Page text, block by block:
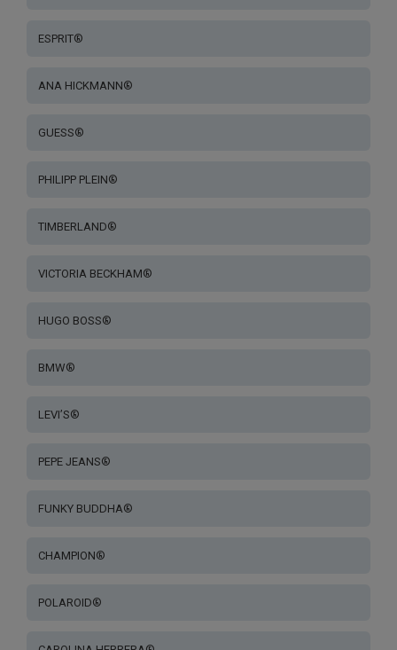
ESPRIT®
ANA HICKMANN®
GUESS®
PHILIPP PLEIN®
TIMBERLAND®
VICTORIA BECKHAM®
HUGO BOSS®
BMW®
LEVI’S®
PEPE JEANS®
FUNKY BUDDHA®
CHAMPION®
POLAROID®